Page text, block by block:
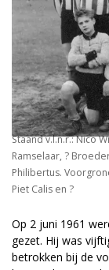
Staand v.l.n.r.: Nico
Ramselaar, ?
Philibertus.
Piet Calis en ?
Op 2 juni 1961
gezet. Hij was
betrokken bij de